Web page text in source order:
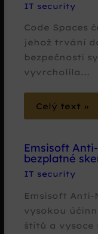
IT security
Code Spaces
jehož trvání
bezpečnosti
vyvrcholila...
Celý text »
Emsisoft
bezplatné
IT security
Emsisoft Anti-
vysokou
štítů a vysoce